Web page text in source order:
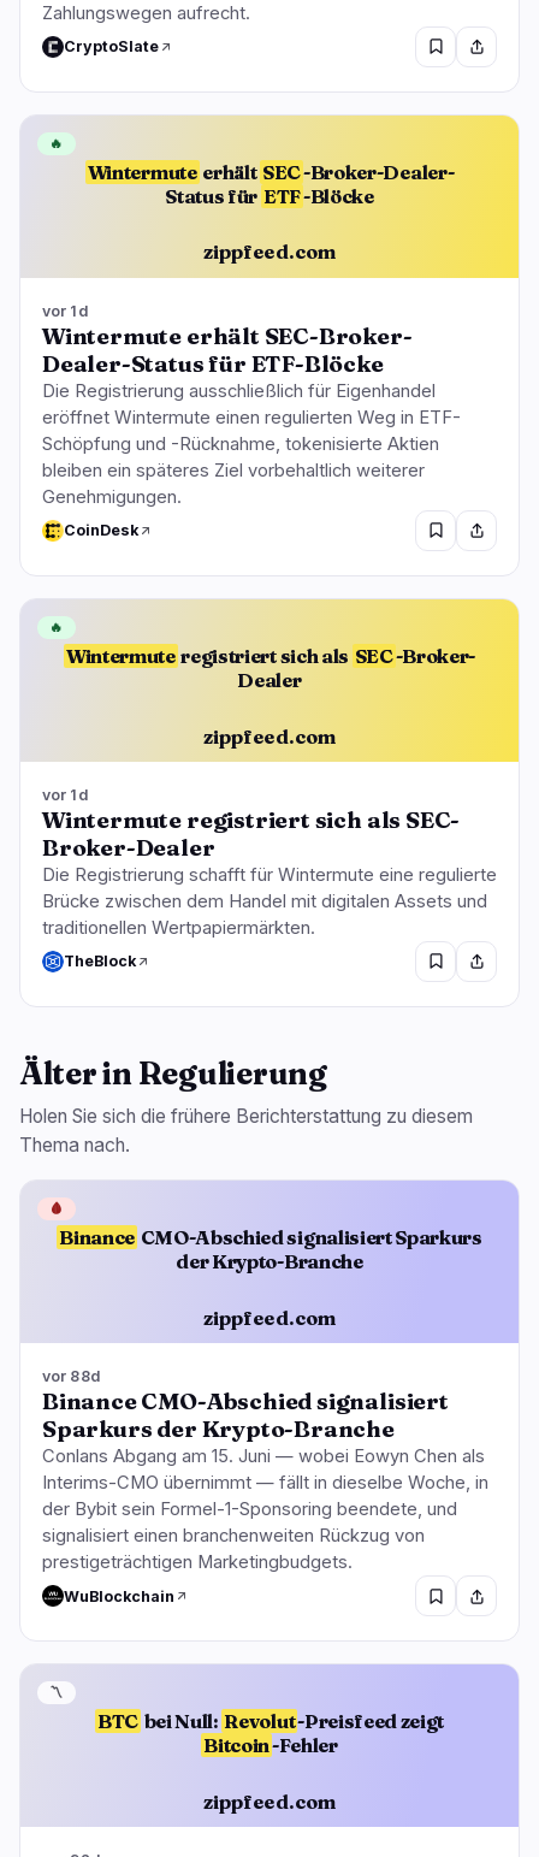
Zahlungswegen aufrecht.
CryptoSlate
Wintermute erhält SEC-Broker-Dealer-
Status für ETF-Blöcke
zippfeed.com
🔥
vor 1d
Wintermute erhält SEC-Broker-
Dealer-Status für ETF-Blöcke
Die Registrierung ausschließlich für Eigenhandel
eröffnet Wintermute einen regulierten Weg in ETF-
Schöpfung und -Rücknahme, tokenisierte Aktien
bleiben ein späteres Ziel vorbehaltlich weiterer
Genehmigungen.
CoinDesk
Wintermute registriert sich als SEC-Broker-
Dealer
zippfeed.com
🔥
vor 1d
Wintermute registriert sich als SEC-
Broker-Dealer
Die Registrierung schafft für Wintermute eine regulierte
Brücke zwischen dem Handel mit digitalen Assets und
traditionellen Wertpapiermärkten.
TheBlock
Älter in Regulierung
Holen Sie sich die frühere Berichterstattung zu diesem
Thema nach.
Binance CMO-Abschied signalisiert Sparkurs
der Krypto-Branche
zippfeed.com
🩸
vor 88d
Binance CMO-Abschied signalisiert
Sparkurs der Krypto-Branche
Conlans Abgang am 15. Juni — wobei Eowyn Chen als
Interims-CMO übernimmt — fällt in dieselbe Woche, in
der Bybit sein Formel-1-Sponsoring beendete, und
signalisiert einen branchenweiten Rückzug von
prestigeträchtigen Marketingbudgets.
WuBlockchain
BTC bei Null: Revolut-Preisfeed zeigt
Bitcoin-Fehler
zippfeed.com
〽️